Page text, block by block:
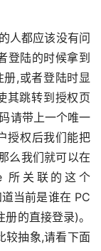
人都应该没有问
登陆的时候拿到
,或者登陆时显
其跳转到授权页
请带上一个唯一
授权后我们能把
么我们就可以在
所关联的这个
当前是谁在 PC
的直接登录)。
较抽象,请看下面